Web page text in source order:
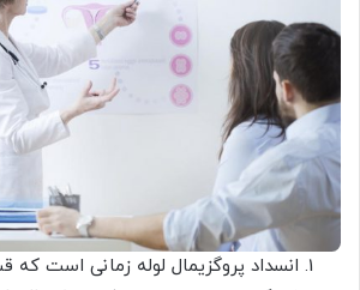
انسداد پروگزیمال لوله زمانی است که